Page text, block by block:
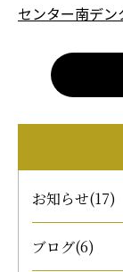
お知らせ(17)
ブログ(6)
センター南デ